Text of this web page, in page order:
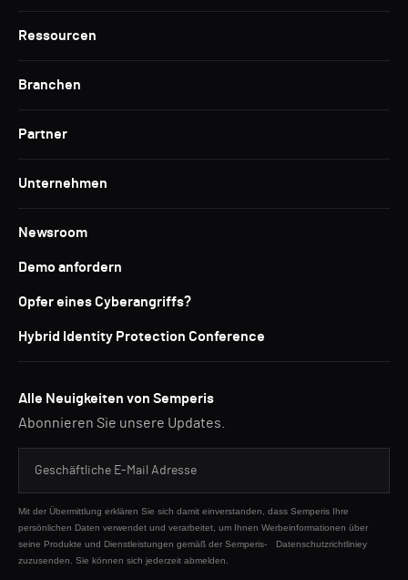
Ressourcen
Branchen
Partner
Unternehmen
Newsroom
Demo anfordern
Opfer eines Cyberangriffs?
Hybrid Identity Protection Conference
Alle Neuigkeiten von Semperis
Abonnieren Sie unsere Updates.
Mit der Übermittlung erklären Sie sich damit einverstanden, dass Semperis Ihre
persönlichen Daten verwendet und verarbeitet, um Ihnen Werbeinformationen über
seine Produkte und Dienstleistungen gemäß der Semperis-
Datenschutzrichtliniey
zuzusenden. Sie können sich jederzeit abmelden.